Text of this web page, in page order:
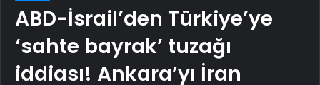
ABD-İsrail’den Türkiye’ye
‘sahte bayrak’ tuzağı
iddiası! Ankara’yı İran